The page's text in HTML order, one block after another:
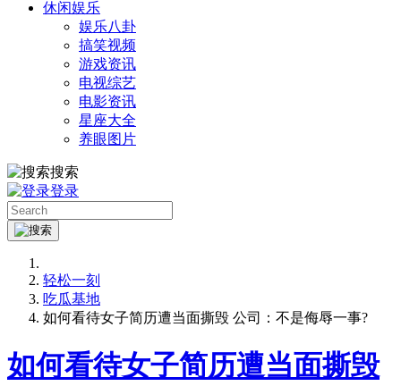
休闲娱乐
娱乐八卦
搞笑视频
游戏资讯
电视综艺
电影资讯
星座大全
养眼图片
搜索
登录
轻松一刻
吃瓜基地
如何看待女子简历遭当面撕毁 公司：不是侮辱一事?
如何看待女子简历遭当面撕毁